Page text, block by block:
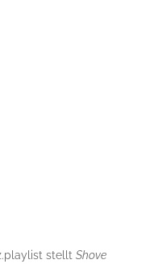
stellt Shove